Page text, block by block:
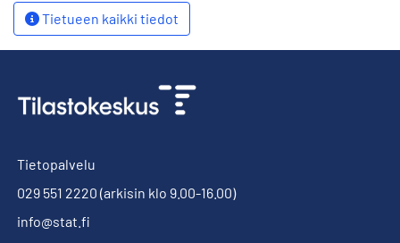
Tietueen kaikki tiedot
Tietopalvelu
029 551 2220 (arkisin klo 9.00-16.00)
info@stat.fi